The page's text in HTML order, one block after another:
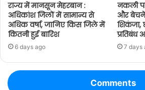
राज्य में मानसून मेहरबान :
अधिकांश जिलों में सामान्य से
अधिक वर्षा, जानिए किस जिले में
कितनी हुई बारिश
6 days ago
नकली
और बेचने
शिकंजा,
प्रतिबंध
7 days
Comments